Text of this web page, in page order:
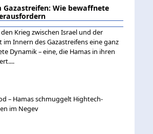
Gazastreifen: Wie bewaffnete
Krieg zwischen Israel und der
Innern des Gazastreifens eine ganz
Dynamik – eine, die Hamas in ihren